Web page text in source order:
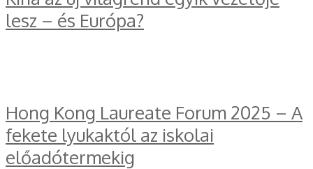
lesz – és Európa?
Hong Kong Laureate Forum 2025 – A
fekete lyukaktól az iskolai
előadótermekig